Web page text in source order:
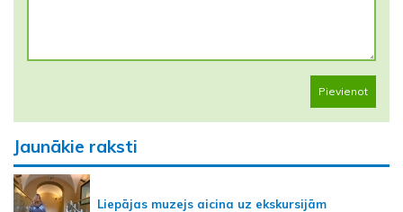
Pievienot
Jaunākie raksti
Liepājas muzejs aicina uz ekskursijām